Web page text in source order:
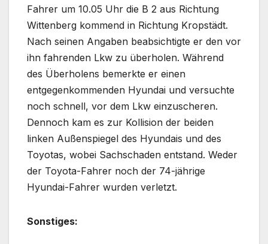
Fahrer um 10.05 Uhr die B 2 aus Richtung
Wittenberg kommend in Richtung Kropstädt.
Nach seinen Angaben beabsichtigte er den vor
ihn fahrenden Lkw zu überholen. Während
des Überholens bemerkte er einen
entgegenkommenden Hyundai und versuchte
noch schnell, vor dem Lkw einzuscheren.
Dennoch kam es zur Kollision der beiden
linken Außenspiegel des Hyundais und des
Toyotas, wobei Sachschaden entstand. Weder
der Toyota-Fahrer noch der 74-jährige
Hyundai-Fahrer wurden verletzt.
Sonstiges: